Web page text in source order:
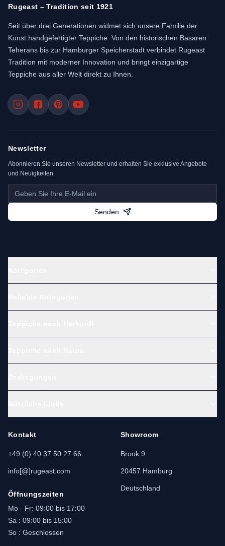
Rugeast – Tradition seit 1921
Seit über drei Generationen widmet sich unsere Familie der
Kunst handgefertigter Teppiche. Von den historischen Basaren
Teherans bis zur Hamburger Speicherstadt verbindet Rugeast
Tradition mit moderner Innovation und bringt einzigartige
Teppiche aus aller Welt direkt zu Ihnen.
Newsletter
Abonnieren Sie unseren Newsletter und erhalten Sie exklusive Angebote
und Neuigkeiten.
Senden
Kontakt
+49 (0) 40 37 50 27 66
info[@]rugeast.com
Öffnungszeiten
Mo - Fr: 09:00 bis 17:00
Sa : 09:00 bis 15:00
So : Geschlossen
Showroom
Brook 9
20457 Hamburg
Deutschland